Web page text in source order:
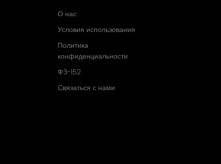
О нас
Условия использования
Политика
конфиденциальности
ФЗ-152
Связаться с нами